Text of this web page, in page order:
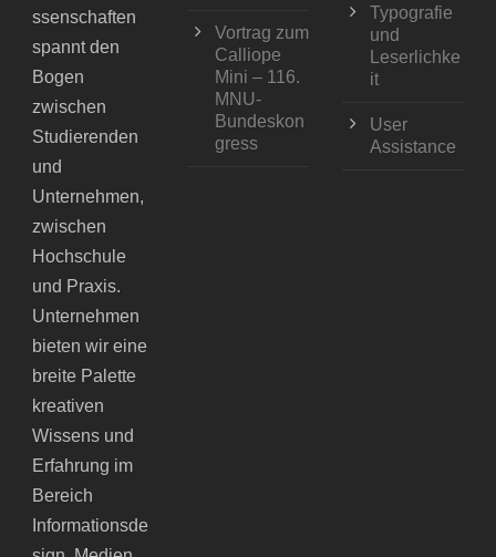
ssenschaften
spannt den
Bogen
zwischen
Studierenden
und
Unternehmen,
zwischen
Hochschule
und Praxis.
Unternehmen
bieten wir eine
breite Palette
kreativen
Wissens und
Erfahrung im
Bereich
Informationsde
Vortrag zum
Calliope
Mini – 116.
MNU-
Bundeskon
gress
Typografie
und
Leserlichke
it
User
Assistance